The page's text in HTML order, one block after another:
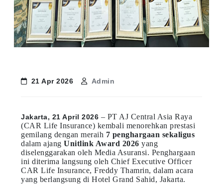
21 Apr 2026 Admin
Jakarta, 21 April 2026 – PT AJ Central Asia Raya
(CAR Life Insurance) kembali menorehkan prestasi
gemilang dengan meraih 7 penghargaan sekaligus
dalam ajangUnitlink Award 2026 yang
diselenggarakan oleh Media Asuransi. Penghargaan
ini diterima langsung oleh Chief Executive Officer
CAR Life Insurance, Freddy Thamrin, dalam acara
yang berlangsung di Hotel Grand Sahid, Jakarta.